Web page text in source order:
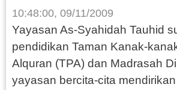
10:48:00, 09/11/2009
Yayasan As-Syahidah Tauhid
pendidikan Taman Kanak-
Alquran (TPA) dan Madrasah
yayasan bercita-cita